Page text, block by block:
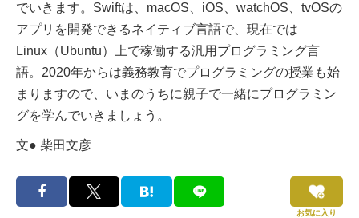
でいきます。Swiftは、macOS、iOS、watchOS、tvOSの
アプリを開発できるネイティブ言語で、現在では
Linux（Ubuntu）上で稼働する汎用プログラミング言
語。2020年からは義務教育でプログラミングの授業も始
まりますので、いまのうちに親子で一緒にプログラミン
グを学んでいきましょう。
文● 柴田文彦
お気に入り